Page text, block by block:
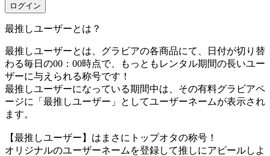
ログイン
最推しユーザーとは？
最推しユーザーとは、グラビアの各商品にて、日付が切り替
わる毎日の00：00時点で、
もっともレンタル期間の長いユー
ザーに与えられる称号です！
最推しユーザーになっている期間中は、 その有料グラビアペ
ージに「最推しユーザー」としてユーザーネームが表示され
ます。
【最推しユーザー】はまさにトップオタの称号！
オリジナルのユーザーネームを登録して推しにアピールしよ